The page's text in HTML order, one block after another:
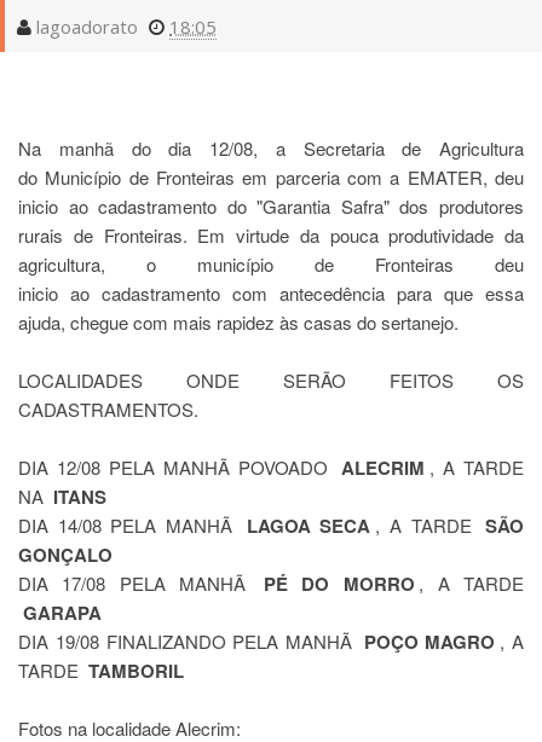
lagoadorato 18:05
Na manhã do dia 12/08, a Secretaria de Agricultura
do Município de Fronteiras em parceria com a EMATER, deu
inicio ao cadastramento do "Garantia Safra" dos produtores
rurais de Fronteiras. Em virtude da pouca produtividade da
agricultura, o município de Fronteiras deu
inicio ao cadastramento com antecedência para que essa
ajuda, chegue com mais rapidez às casas do sertanejo.
LOCALIDADES ONDE SERÃO FEITOS OS
CADASTRAMENTOS.
DIA 12/08 PELA MANHÃ POVOADO ALECRIM , A TARDE
NA ITANS
DIA 14/08 PELA MANHÃ LAGOA SECA , A TARDE SÃO
GONÇALO
DIA 17/08 PELA MANHÃ PÉ DO MORRO , A TARDE
GARAPA
DIA 19/08 FINALIZANDO PELA MANHÃ POÇO MAGRO , A
TARDE TAMBORIL
Fotos na localidade Alecrim: